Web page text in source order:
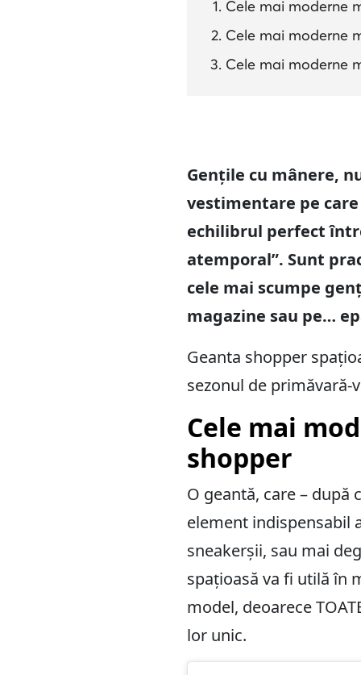
Cele mai moderne
Cele mai moderne
Cele mai moderne
Gențile cu mânere,
vestimentare pe
echilibrul perfect
atemporal”. Sunt
cele mai scumpe
magazine sau pe…
Geanta shopper
sezonul de primăvară-
Cele mai
shopper
O geantă, care – după
element indispensabil
sneakerșii, sau mai
spațioasă va fi utilă în
model, deoarece
lor unic.